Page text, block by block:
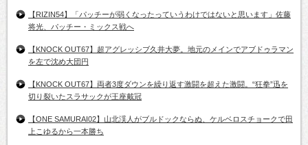
【RIZIN54】「パッチーが弱くなったっていうわけではないと思います」佐藤
将光、パッチー・ミックス戦へ
【KNOCK OUT67】超アグレッシブ久井大夢。地元のメインでアブドゥラマン
を左で沈め大団円
【KNOCK OUT67】両者3度ダウンを繰り返す激闘を超えた激闘。“狂拳”迅を
切り裂いたスラサックが王座戴冠
【ONE SAMURAI02】山北渓人がブルドックならぬ、ケルベロスチョークで田
上こゆるから一本勝ち